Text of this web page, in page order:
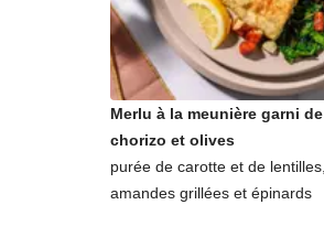
Merlu à la meunière garni de
chorizo et olives
purée de carotte et de lentilles,
amandes grillées et épinards